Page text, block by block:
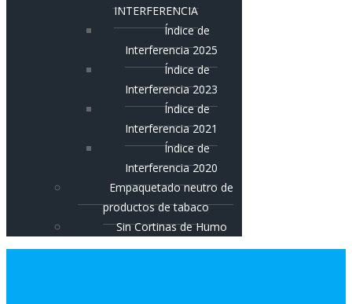
INTERFERENCIA
Índice de
Interferencia 2025
Índice de
Interferencia 2023
Índice de
Interferencia 2021
Índice de
Interferencia 2020
Empaquetado neutro de
productos de tabaco
Sin Cortinas de Humo